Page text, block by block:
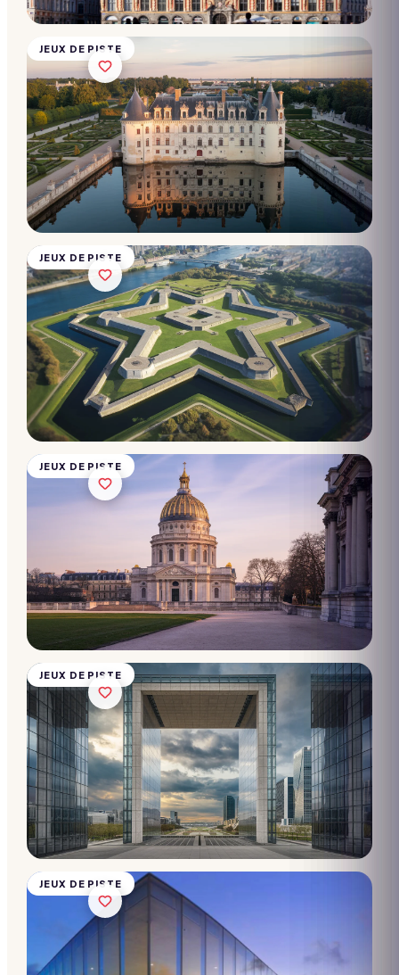
JEUX DE PISTE
participants
Dès
JEUX DE PISTE
Chasse
au trésor
-
Citadelle
de Lille
10 → 2 000
participants
Dès
JEUX DE PISTE
Chasse
au trésor
-
Invalides
Opéra
10 → 2 000
participants
Dès
JEUX DE PISTE
- La
Défense
10 → 2 000
participants
Dès
JEUX DE PISTE
Chasse
au trésor
-
Louvre-
Lens
10 → 2 000
participants
Dès
Chasse